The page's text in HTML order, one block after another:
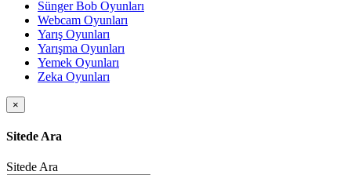
Sünger Bob Oyunları
Webcam Oyunları
Yarış Oyunları
Yarışma Oyunları
Yemek Oyunları
Zeka Oyunları
×
Sitede Ara
Sitede Ara